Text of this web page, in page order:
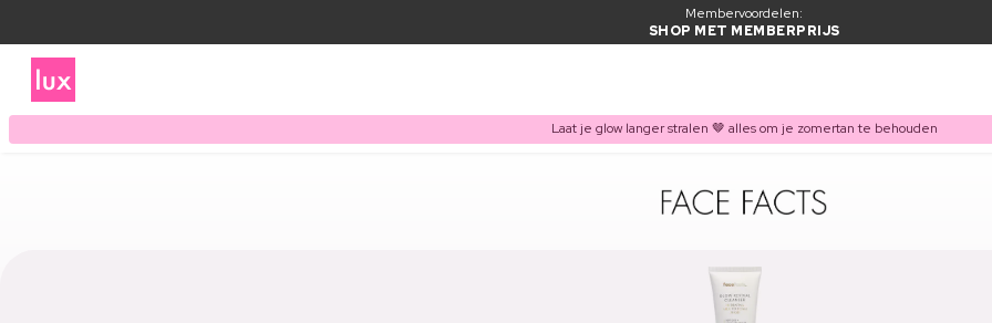
Membervoordelen:
SHOP MET MEMBERPRIJS
Laat je glow langer stralen 🤎 alles om je zomertan te behouden